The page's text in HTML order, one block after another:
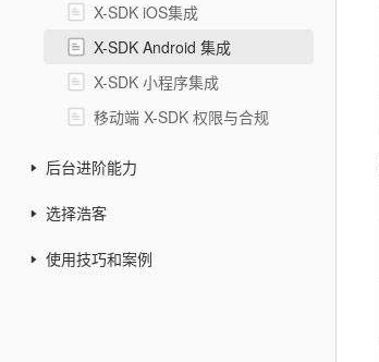
X-SDK iOS集成
X-SDK Android 集成
X-SDK 小程序集成
移动端 X-SDK 权限与合规
后台进阶能力
选择浩客
使用技巧和案例